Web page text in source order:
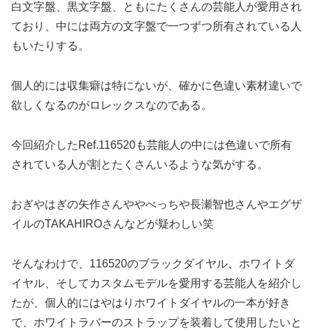
白文字盤、黒文字盤、ともにたくさんの芸能人が愛用され
ており、中には両方の文字盤で一つずつ所有されている人
もいたりする。
個人的には収集癖は特にないが、確かに色違い素材違いで
欲しくなるのがロレックスなのである。
今回紹介したRef.116520も芸能人の中には色違いで所有
されている人が割とたくさんいるような気がする。
おぎやはぎの矢作さんややべっちや長瀬智也さんやエグザ
イルのTAKAHIROさんなどが疑わしい笑
そんなわけで、116520のブラックダイヤル、ホワイトダ
イヤル、そしてカスタムモデルを愛用する芸能人を紹介し
たが、個人的にはやはりホワイトダイヤルの一本が好き
で、ホワイトラバーのストラップを装着して使用したいと